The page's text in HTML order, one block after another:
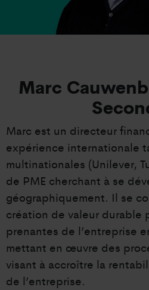
Marc
Marc est un directeur
expérience internationale
multinationales (Unilever,
de PME cherchant à se
géographiquement. Il se
création de valeur durable
prenantes de l’entreprise
mettant en œuvre des
visant à accroître la
de l’entreprise.